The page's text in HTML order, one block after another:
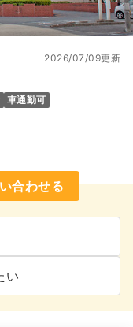
2026/07/09更新
車通勤可
合わせる
い